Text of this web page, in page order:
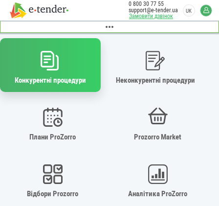
Замовити дзвінок
0 800 30 77 55
support@e-tender.ua
UK
Конкурентні процедури Неконкурентні процедури
Плани ProZorro Prozorro Market
Відбори Prozorro Аналітика ProZorro